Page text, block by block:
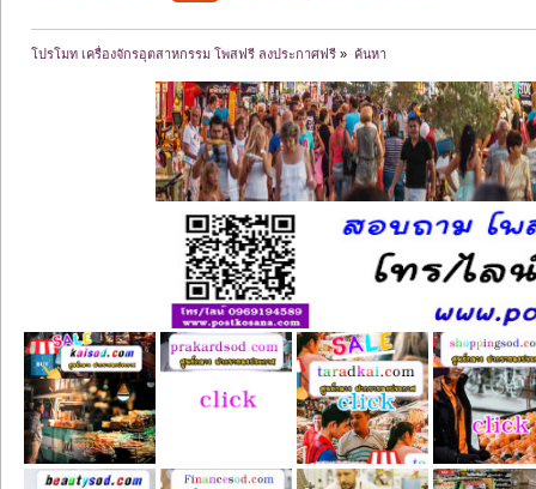
โปรโมท เครื่องจักรอุตสาหกรรม โพสฟรี ลงประกาศฟรี » ค้นหา